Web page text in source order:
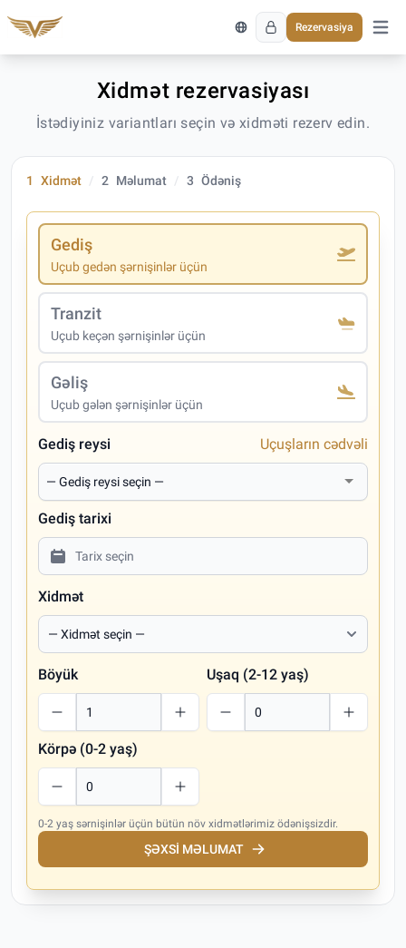
Rezervasiya
Əsas
Xidmət rezervasiyası
İstədiyiniz variantları seçin və xidməti rezerv edin.
1 Xidmət 2 Məlumat 3 Ödəniş
Gediş
Uçub gedən şərnişinlər üçün
Tranzit
Uçub keçən şərnişinlər üçün
Gəliş
Uçub gələn şərnişinlər üçün
Gediş reysi Uçuşların cədvəli
Gediş tarixi
Xidmət
Böyük Uşaq (2-12 yaş)
Körpə (0-2 yaş)
0-2 yaş sərnişinlər üçün bütün növ xidmətlərimiz ödənişsizdir.
ŞƏXSI MƏLUMAT